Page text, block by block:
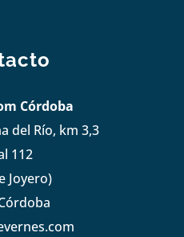
Córdoba
del Río, km 3,3
112
Joyero)